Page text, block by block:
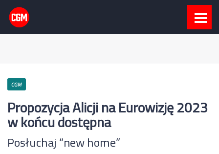
CGM
Propozycja Alicji na Eurowizję 2023
w końcu dostępna
Posłuchaj “new home”